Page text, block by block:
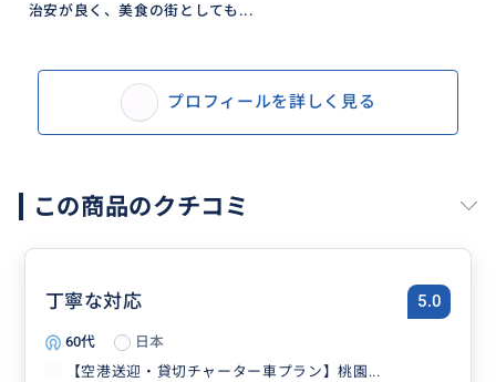
治安が良く、美食の街としても...
プロフィールを詳しく見る
この商品のクチコミ
丁寧な対応 5.0
60代
日本
【空港送迎・貸切チャーター車プラン】桃園...